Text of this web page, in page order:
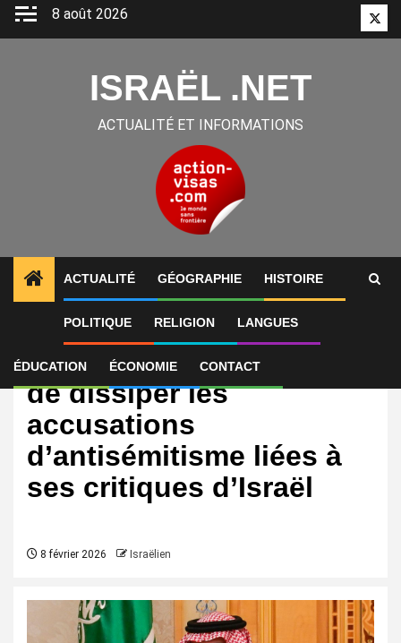
Aller
8 août 2026
ISRAËL .NET
ACTUALITÉ ET INFORMATIONS
ACTUALITÉ GÉOGRAPHIE HISTOIRE
POLITIQUE RELIGION LANGUES
ÉDUCATION ÉCONOMIE CONTACT
International
L’Arabie saoudite tente
de dissiper les
accusations
d’antisémitisme liées à
ses critiques d’Israël
8 février 2026 Israëlien